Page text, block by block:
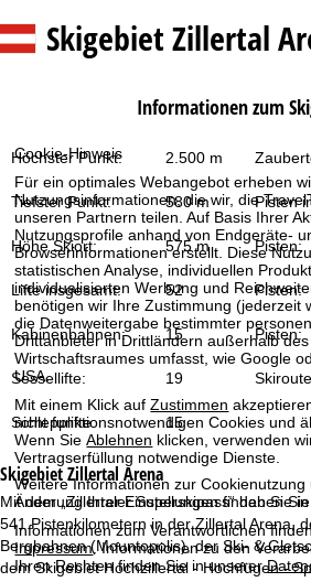
Cookie-Hinweis
Für ein optimales Webangebot erheben
Nutzungsinformationen, die wir, die
unseren Partnern teilen. Auf Basis Ihrer
Nutzungsprofile anhand von Endgeräte-
Browserinformationen erstellt. Diese
statistischen Analyse, individuellen
individualisierten Werbung und
benötigen wir Ihre Zustimmung (jederzeit
die Datenweitergabe bestimmter
Drittanbieter in Drittländern außerhalb
Wirtschaftsraumes umfasst, wie Google
USA.
Mit einem Klick aufZustimmen
nicht funktionsnotwendigen Cookies und
Wenn SieAblehnen klicken, verwenden
Vertragserfüllung notwendige Dienste.
Weitere Informationen zur
Änderung Ihrer Einstellungen finden Sie
Informationen zum Verantwortlichen
Impressum. Informationen zu den
Ihren Rechten finden Sie in unserer
t
t
s
e
i
t
SkigebietZillertal
Informationen zum
Höchster Punkt: 2.500 m
Tiefster Punkt: 580 m Pisten
Höhe Skiort: 575 m Pisten:
Lifte insgesamt: 52 Pisten:
Kabinenbahnen: 15 Pisten:
Sessellifte: 19
Schlepplifte: 15
SkigebietZillertal Arena
Mit dem „Zillertaler Superskipass“ haben
541 Pistenkilometern in der Zillertal Arena,
Bergbahnen (Mountopolis), der Ski- &
dem Skigebiet Hochzillertal - Hochfügen -